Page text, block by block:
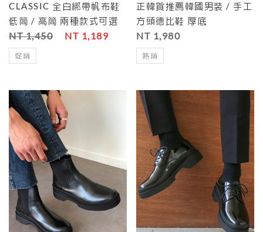
CLASSIC 全白綁帶帆布鞋
低筒 / 高筒 兩種款式可選
NT 1,450 NT 1,189
促銷
正韓貨推薦韓國男裝 / 手工
方頭德比鞋 厚底
NT 1,980
熱銷